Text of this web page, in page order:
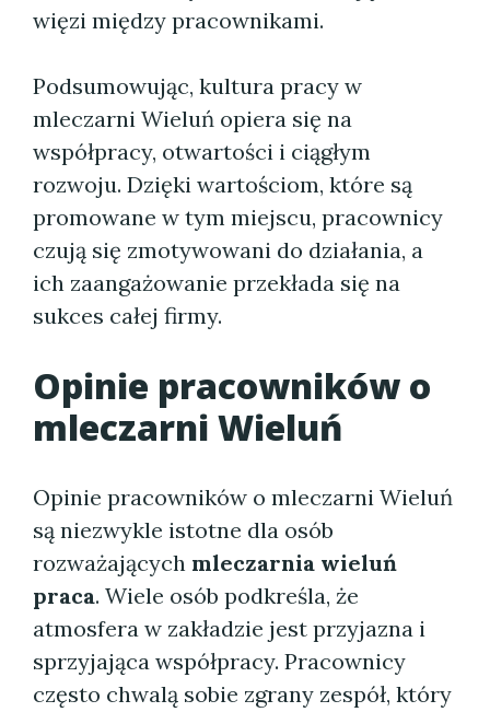
więzi między pracownikami.
Podsumowując, kultura pracy w
mleczarni Wieluń opiera się na
współpracy, otwartości i ciągłym
rozwoju. Dzięki wartościom, które są
promowane w tym miejscu, pracownicy
czują się zmotywowani do działania, a
ich zaangażowanie przekłada się na
sukces całej firmy.
Opinie pracowników o
mleczarni Wieluń
Opinie pracowników o mleczarni Wieluń
są niezwykle istotne dla osób
rozważających mleczarnia wieluń
praca. Wiele osób podkreśla, że
atmosfera w zakładzie jest przyjazna i
sprzyjająca współpracy. Pracownicy
często chwalą sobie zgrany zespół, który